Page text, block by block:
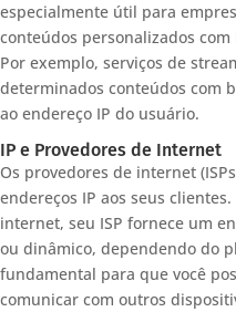
especialmente útil para
conteúdos personalizados
Por exemplo, serviços de
determinados conteúdos com
ao endereço IP do usuário.
IP e Provedores de Internet
Os provedores de internet
endereços IP aos seus
internet, seu ISP fornece um
ou dinâmico, dependendo do
fundamental para que você
comunicar com outros